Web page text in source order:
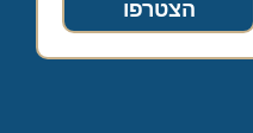
הצטרפו